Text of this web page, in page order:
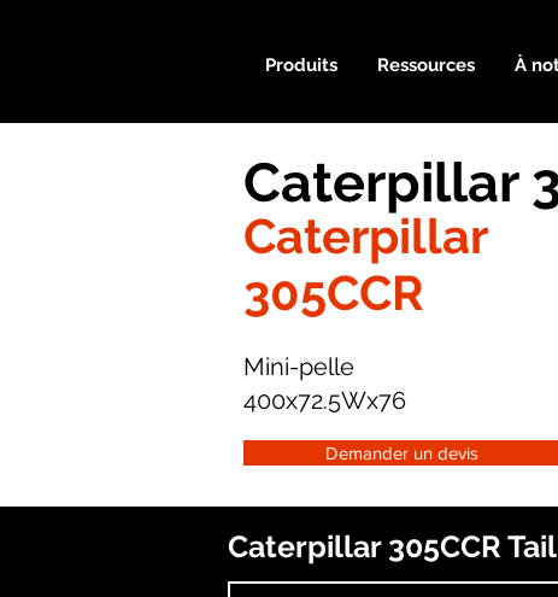
Produits Ressources À
Caterpillar
Caterpillar
305CCR
Mini-pelle
400x72.5Wx76
Demander un devis
Caterpillar 305CCR